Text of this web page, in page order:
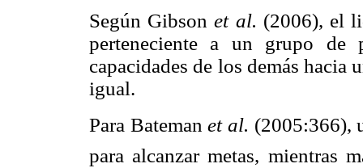
Según Gibsonet al. (2006), el
perteneciente a un grupo de
capacidades de los demás hacia
igual.
Para Batemanet al. (2005:366),
para alcanzar metas, mientras